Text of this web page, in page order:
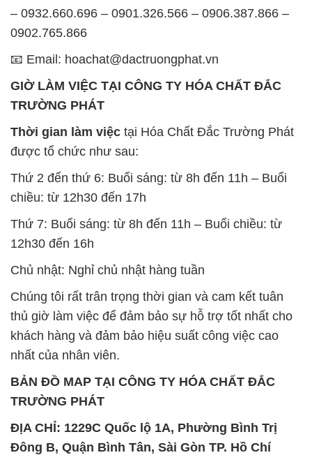
– 0932.660.696 – 0901.326.566 – 0906.387.866 –
0902.765.866
📧 Email: hoachat@dactruongphat.vn
GIỜ LÀM VIỆC TẠI CÔNG TY HÓA CHẤT ĐẮC
TRƯỜNG PHÁT
Thời gian làm việc tại Hóa Chất Đắc Trường Phát
được tổ chức như sau:
Thứ 2 đến thứ 6: Buổi sáng: từ 8h đến 11h – Buổi
chiều: từ 12h30 đến 17h
Thứ 7: Buổi sáng: từ 8h đến 11h – Buổi chiều: từ
12h30 đến 16h
Chủ nhật: Nghỉ chủ nhật hàng tuần
Chúng tôi rất trân trọng thời gian và cam kết tuân
thủ giờ làm việc để đảm bảo sự hỗ trợ tốt nhất cho
khách hàng và đảm bảo hiệu suất công việc cao
nhất của nhân viên.
BẢN ĐỒ MAP TẠI CÔNG TY HÓA CHẤT ĐẮC
TRƯỜNG PHÁT
ĐỊA CHỈ: 1229C Quốc lộ 1A, Phường Bình Trị
Đông B, Quận Bình Tân, Sài Gòn TP. Hồ Chí